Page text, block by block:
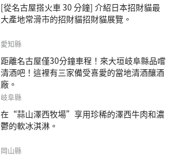
[從名古屋搭火車 30 分鐘] 介紹日本招財貓最
大產地常滑市的招財貓招財貓展覽。
愛知縣
距離名古屋僅30分鐘車程！來大垣岐阜縣品嚐
清酒吧！這裡有三家備受喜愛的當地清酒釀酒
廠。
岐阜縣
在“蒜山澤西牧場”享用珍稀的澤西牛肉和濃
鬱的軟冰淇淋。
岡山縣